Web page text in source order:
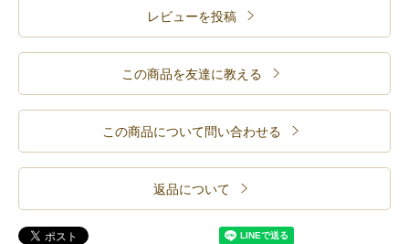
レビューを投稿
この商品を友達に教える
この商品について問い合わせる
返品について